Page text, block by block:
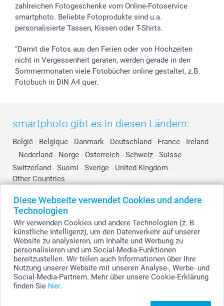
Diese Webseite verwendet Cookies und andere
Technologien
Wir verwenden Cookies und andere Technologien (z. B.
künstliche Intelligenz), um den Datenverkehr auf unserer
Website zu analysieren, um Inhalte und Werbung zu
personalisieren und um Social-Media-Funktionen
bereitzustellen. Wir teilen auch Informationen über Ihre
Nutzung unserer Website mit unseren Analyse-, Werbe- und
Social-Media-Partnern. Mehr über unsere Cookie-Erklärung
finden Sie hier.
zahlreichen Fotogeschenke vom Online-Fotoservice
smartphoto. Beliebte Fotoprodukte sind u.a.
personalisierte Tassen, Kissen oder T-Shirts.
"Damit die Fotos aus den Ferien oder von Hochzeiten
nicht in Vergessenheit geraten, werden gerade in den
Sommermonaten viele Fotobücher online gestaltet, z.B.
Fotobuch in DIN A4 quer.
smartphoto gibt es in diesen Ländern:
België - Belgique - Danmark - Deutschland - France - Ireland
- Nederland - Norge - Österreich - Schweiz - Suisse -
Switzerland - Suomi - Sverige - United Kingdom -
Other Countries
© smartphoto Group. Alle Rechte vorbehalten.
Alle Preise verstehen sich in EURO (€) inkl. MwSt. und zzgl. Versandkosten.